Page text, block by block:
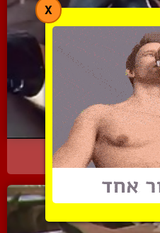
הקינקית...
2 המלצות
X